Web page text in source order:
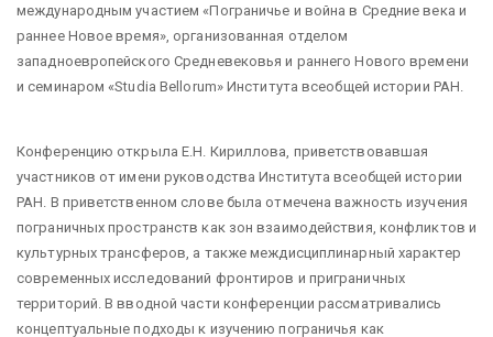
международным участием «Пограничье и война в Средние века и
раннее Новое время», организованная отделом
западноевропейского Средневековья и раннего Нового времени
и семинаром «Studia Bellorum» Института всеобщей истории РАН.
Конференцию открыла Е.Н. Кириллова, приветствовавшая
участников от имени руководства Института всеобщей истории
РАН. В приветственном слове была отмечена важность изучения
пограничных пространств как зон взаимодействия, конфликтов и
культурных трансферов, а также междисциплинарный характер
современных исследований фронтиров и приграничных
территорий. В вводной части конференции рассматривались
концептуальные подходы к изучению пограничья как